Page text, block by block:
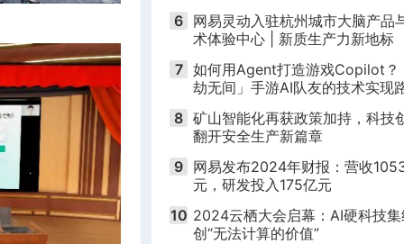
6 网易灵动入驻杭州城市大脑产品
术体验中心 | 新质生产力新地标
7 如何用Agent打造游戏Copilot？
劫无间」手游AI队友的技术实现
8 矿山智能化再获政策加持，科技
翻开安全生产新篇章
9 网易发布2024年财报：营收
元，研发投入175亿元
10 2024云栖大会启幕：AI硬科技
创“无法计算的价值”